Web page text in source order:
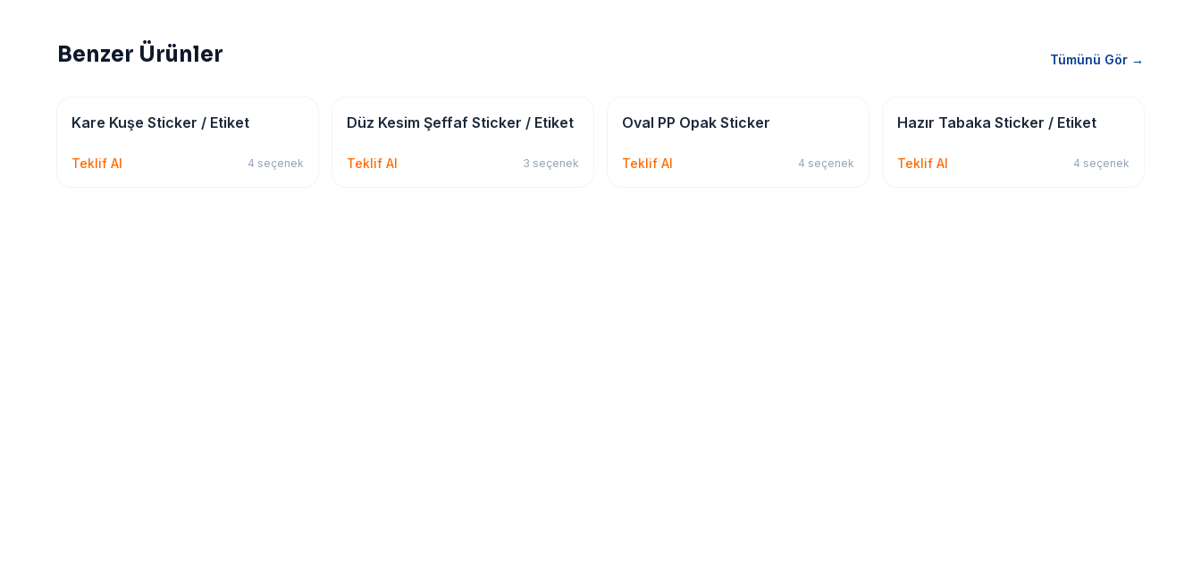
Benzer Ürünler Tümünü Gör →
Sticker & Etiket
Kare Kuşe Sticker / Etiket
Teklif Al 4 seçenek
Sticker & Etiket
Düz Kesim Şeffaf Sticker / Etiket
Teklif Al 3 seçenek
Sticker & Etiket
Oval PP Opak Sticker
Teklif Al 4 seçenek
Sticker & Etiket
Hazır Tabaka Sticker / Etiket
Teklif Al 4 seçenek